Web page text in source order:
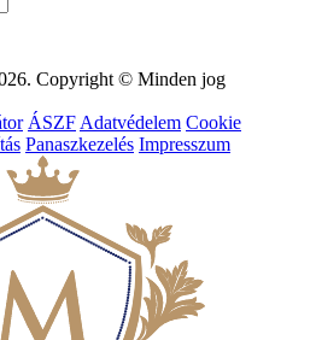
Copyright © Minden jog
ÁSZF Adatvédelem Cookie
Panaszkezelés Impresszum